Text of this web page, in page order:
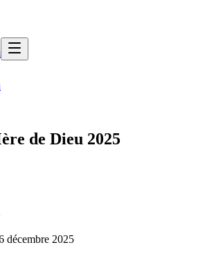
de Dieu 2025
décembre 2025